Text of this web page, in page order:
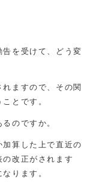
を受けて、どう変
ますので、その関
とです。
のですか。
算した上で直近の
改正がされます
ります。